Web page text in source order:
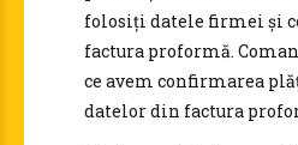
folosiți datele firmei şi
factura proformă.
ce avem confirmarea
datelor din factura